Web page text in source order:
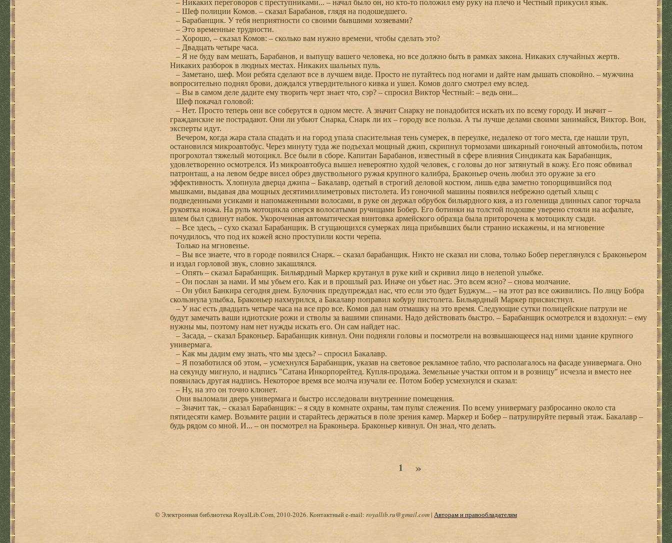
– Никаких переговоров с преступниками... – начал было он, но кто-то положил ему руку на плечо и Честный прикусил язык.
– Шеф полиции Комов. – сказал Барабанов, глядя на подошедшего.
– Барабанщик. У тебя неприятности со своими бывшими хозяевами?
– Это временные трудности.
– Хорошо, – сказал Комов: – сколько вам нужно времени, чтобы сделать это?
– Двадцать четыре часа.
– Я не буду вам мешать, Барабанов, и выпущу вашего человека, но все должно быть в рамках закона. Никаких случайных жертв.
Никаких разборок в людных местах. Никаких шальных пуль.
– Заметано, шеф. Мои ребята сделают все в лучшем виде. Просто не путайтесь под ногами и дайте нам дышать спокойно. – мужчина
вопросительно поднял брови, дождался утвердительного кивка и ушел. Комов долго смотрел ему вслед.
– Вы в самом деле дадите ему творить черт знает что, сэр? – спросил Виктор Честный: – ведь они...
Шеф покачал головой:
– Нет. Просто теперь они все соберутся в одном месте. А значит Снарку не понадобится искать их по всему городу. И значит –
гражданские не пострадают. Они ли убьют Снарка, Снарк ли их – городу все польза. А ты лучше делами своими занимайся, Виктор. Вон,
эксперты идут.
Вечером, когда жара стала спадать и на город упала спасительная тень сумерек, в переулке, недалеко от того места, где нашли труп,
остановился микроавтобус. Через минуту туда же подъехал мощный джип, скрипнул тормозами шикарный гоночный автомобиль, потом
прогрохотал тяжелый мотоцикл. Все были в сборе. Капитан Барабанов, известный в сфере влияния Синдиката как Барабанщик,
удовлетворенно осмотрелся. Из микроавтобуса вышел невероятно худой человек, с головы до ног затянутый в кожу. Его пояс обвивал
патронташ, а на левом бедре висел обрез двуствольного ружья крупного калибра, Браконьер очень любил это оружие за его
эффективность. Хлопнула дверца джипа – Бакалавр, одетый в строгий деловой костюм, лишь едва заметно топорщившийся под
мышками, выдавая два мощных десятимиллиметровых пистолета. Из гоночной машины появился небрежно одетый хлыщ с
подведенными усиками и напомаженными волосами, в руке он держал обрубок бильярдного кия, а из голенища длинных сапог торчала
рукоятка ножа. На руль мотоцикла оперся волосатыми ручищами Бобер. Его ботинки на толстой подошве уверено стояли на асфальте,
шлем был сдвинут набок. Укороченная автоматическая винтовка армейского образца была приторочена к мотоциклу сзади.
– Все здесь, – сухо сказал Барабанщик. В сгущающихся сумерках лица прибывших были странно искажены, и на мгновение
почудилось, что под их кожей ясно проступили кости черепа.
Только на мгновенье.
– Вы все знаете, что в городе появился Снарк. – сказал барабанщик. Никто не сказал ни слова, только Бобер переглянулся с Браконьером
и издал горловой звук, словно закашлялся.
– Опять – сказал Барабанщик. Бильярдный Маркер крутанул в руке кий и скривил лицо в нелепой улыбке.
– Он послан за нами. И мы убьем его. Как и в прошлый раз. Иначе он убьет нас. Это всем ясно? – снова молчание.
– Он убил Банкира сегодня днем. Булочник предупреждал нас, что если это будет Буджум... – на этот раз все оживились. По лицу Бобра
скользнула улыбка, Браконьер нахмурился, а Бакалавр поправил кобуру пистолета. Бильярдный Маркер присвистнул.
– У нас есть двадцать четыре часа на все про все. Комов дал нам отмашку на это время. Следующие сутки полицейские патрули не
будут замечать ваши идиотские рожи и стволы за вашими спинами. Надо действовать быстро. – Барабанщик осмотрелся и вздохнул: – ему
нужны мы, поэтому нам нет нужды искать его. Он сам найдет нас.
– Засада, – сказал Браконьер. Барабанщик кивнул. Они подняли головы и посмотрели на возвышающееся над ними здание крупного
универмага.
– Как мы дадим ему знать, что мы здесь? – спросил Бакалавр.
– Я позаботился об этом, – усмехнулся Барабанщик, указав на световое рекламное табло, что располагалось на фасаде универмага. Оно
на секунду мигнуло, и надпись "Сатана Инкорпорейтед. Купля-продажа. Земельные участки оптом и в розницу" исчезла и вместо нее
появилась другая надпись. Некоторое время все молча изучали ее. Потом Бобер усмехнулся и сказал:
– Ну, на это он точно клюнет.
Они выломали дверь универмага и быстро исследовали внутренние помещения.
– Значит так, – сказал Барабанщик: – я сяду в комнате охраны, там пульт слежения. По всему универмагу разбросанно около ста
пятидесяти камер. Возьмите рации и старайтесь держаться в поле зрения камер. Маркер и Бобер – патрулируйте первый этаж. Бакалавр –
будь рядом со мной. И... – он посмотрел на Браконьера. Браконьер кивнул. Он знал, что делать.
1 »
© Электронная библиотека RoyalLib.Com, 2010-2026. Контактный e-mail: royallib.ru@gmail.com| Авторам и правообладателям